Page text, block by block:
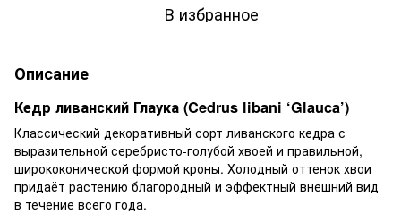
В избранное
Описание
Кедр ливанский Глаука (Cedrus libani ‘Glauca’)
Классический декоративный сорт ливанского кедра с
выразительной серебристо-голубой хвоей и правильной,
ширококонической формой кроны. Холодный оттенок хвои
придаёт растению благородный и эффектный внешний вид
в течение всего года.